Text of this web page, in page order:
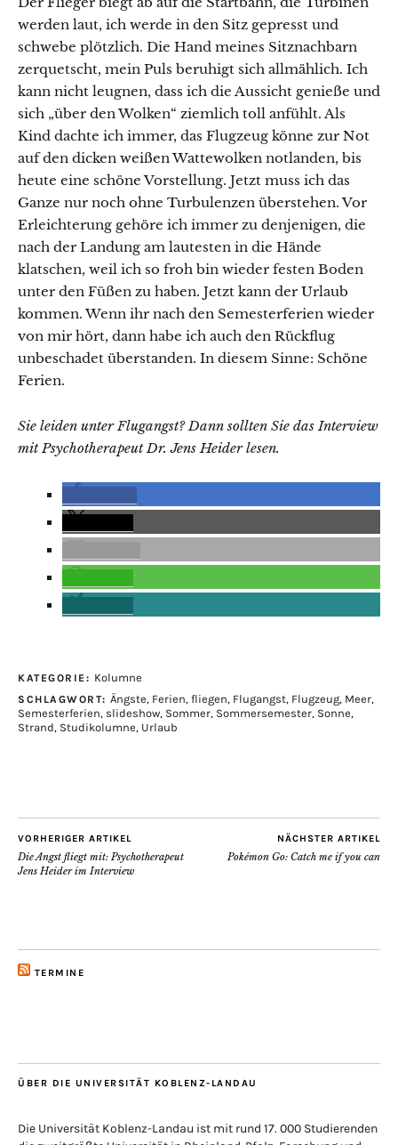
werden laut, ich werde in den Sitz gepresst und
schwebe plötzlich. Die Hand meines Sitznachbarn
zerquetscht, mein Puls beruhigt sich allmählich. Ich
kann nicht leugnen, dass ich die Aussicht genieße und
sich „über den Wolken“ ziemlich toll anfühlt. Als
Kind dachte ich immer, das Flugzeug könne zur Not
auf den dicken weißen Wattewolken notlanden, bis
heute eine schöne Vorstellung. Jetzt muss ich das
Ganze nur noch ohne Turbulenzen überstehen. Vor
Erleichterung gehöre ich immer zu denjenigen, die
nach der Landung am lautesten in die Hände
klatschen, weil ich so froh bin wieder festen Boden
unter den Füßen zu haben. Jetzt kann der Urlaub
kommen. Wenn ihr nach den Semesterferien wieder
von mir hört, dann habe ich auch den Rückflug
unbeschadet überstanden. In diesem Sinne: Schöne
Ferien.
Sie leiden unter Flugangst? Dann sollten Sie das Interview
mit Psychotherapeut Dr. Jens Heider lesen.
KATEGORIE: Kolumne
SCHLAGWORT: Ängste, Ferien, fliegen, Flugangst, Flugzeug, Meer,
Semesterferien, slideshow, Sommer, Sommersemester, Sonne,
Strand, Studikolumne, Urlaub
VORHERIGER ARTIKEL
Die Angst fliegt mit: Psychotherapeut
Jens Heider im Interview
NÄCHSTER ARTIKEL
Pokémon Go: Catch me if you can
TERMINE
ÜBER DIE UNIVERSITÄT KOBLENZ-LANDAU
Die Universität Koblenz-Landau ist mit rund 17. 000 Studierenden